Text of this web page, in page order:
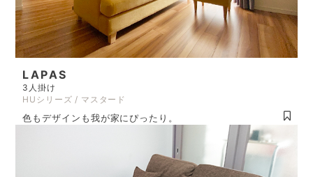
LAPAS
3人掛け
HUシリーズ / マスタード
色もデザインも我が家にぴったり。